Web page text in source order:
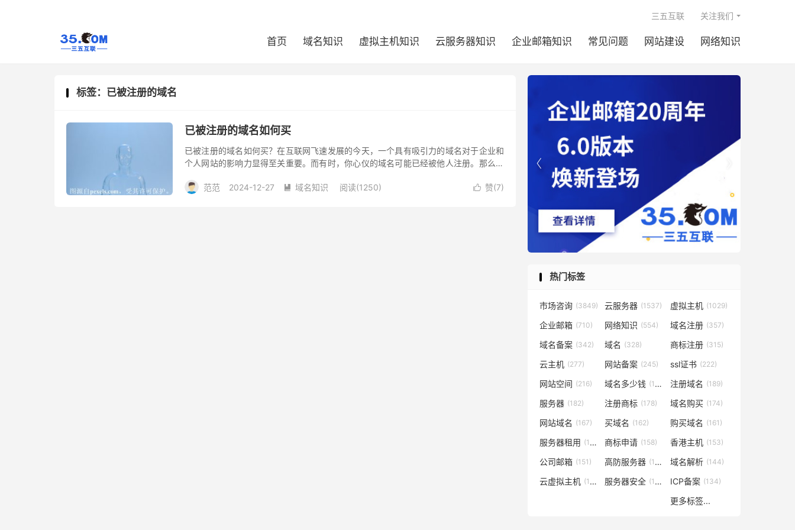
首页 域名知识 虚拟主机知识 云服务器知识 企业邮箱知识 常见问题 网站建设 网络知识
三五互联 关注我们
标签：已被注册的域名
已被注册的域名如何买
已被注册的域名如何买？在互联网飞速发展的今天，一个具有吸引力的域名对于企业和
个人网站的影响力显得至关重要。而有时，你心仪的域名可能已经被他人注册。那么，
范范
2024-12-27  域名知识 阅读(1250)  赞(7)

热门标签
市场咨询 (3849) 云服务器 (1537) 虚拟主机 (1029)
企业邮箱 (710) 网络知识 (554) 域名注册 (357)
域名备案 (342) 域名 (328) 商标注册 (315)
云主机 (277) 网站备案 (245) ssl证书 (222)
网站空间 (216) 域名多少钱 (194) 注册域名 (189)
服务器 (182) 注册商标 (178) 域名购买 (174)
网站域名 (167) 买域名 (162) 购买域名 (161)
服务器租用 (160) 商标申请 (158) 香港主机 (153)
公司邮箱 (151) 高防服务器 (146) 域名解析 (144)
云虚拟主机 (140) 服务器安全 (137) ICP备案 (134)
更多标签...